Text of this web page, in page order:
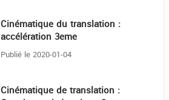
Cinématique du translation :
accélération 3eme
Publié le 2020-01-04
Cinématique de translation :